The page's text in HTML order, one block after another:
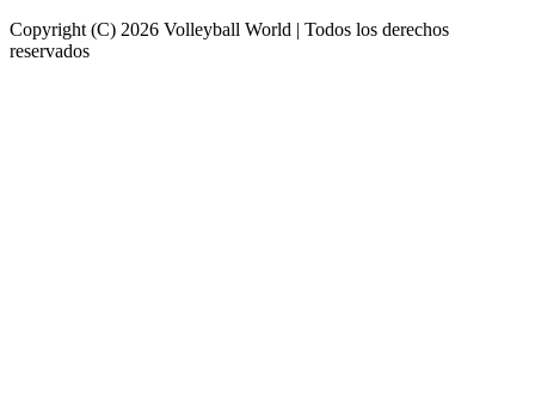
Copyright (C) 2026 Volleyball World | Todos los derechos
reservados